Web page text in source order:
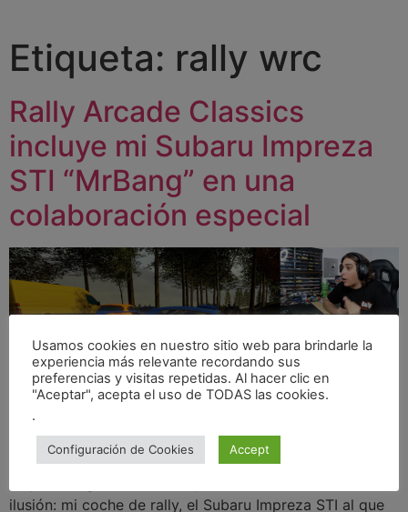
Etiqueta: rally wrc
Rally Arcade Classics
incluye mi Subaru Impreza
STI “MrBang” en una
colaboración especial
ilusión: mi coche de rally, el Subaru Impreza STI al que
Usamos cookies en nuestro sitio web para brindarle la
experiencia más relevante recordando sus
preferencias y visitas repetidas. Al hacer clic en
"Aceptar", acepta el uso de TODAS las cookies.
.
Configuración de Cookies Accept